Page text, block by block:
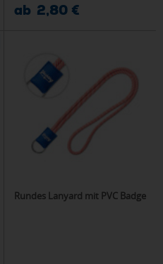
ab 2,80 €
Rundes Lanyard mit PVC Badge